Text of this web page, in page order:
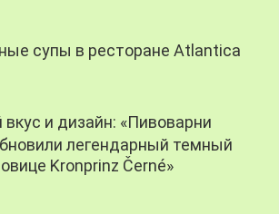
супы в ресторане Atlantica
и дизайн: «Пивоварни
легендарный темный
Kronprinz Černé»